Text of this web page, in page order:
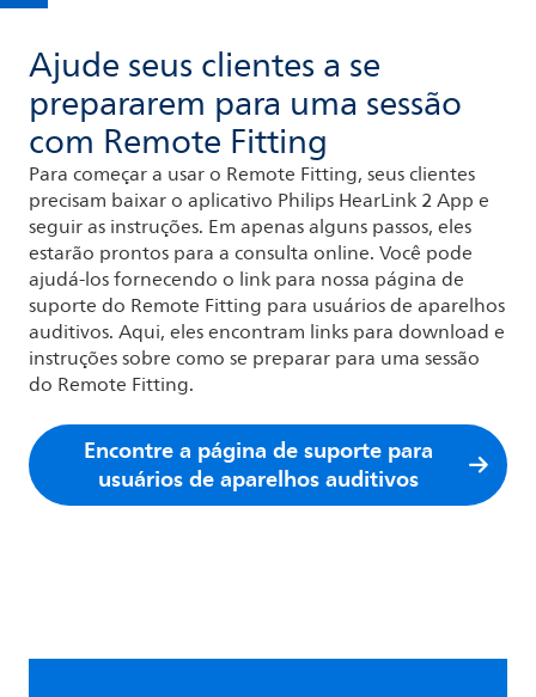
Ajude seus clientes a se
prepararem para uma sessão
com Remote Fitting
Para começar a usar o Remote Fitting, seus clientes
precisam baixar o aplicativo Philips HearLink 2 App e
seguir as instruções. Em apenas alguns passos, eles
estarão prontos para a consulta online. Você pode
ajudá-los fornecendo o link para nossa página de
suporte do Remote Fitting para usuários de aparelhos
auditivos. Aqui, eles encontram links para download e
instruções sobre como se preparar para uma sessão
do Remote Fitting.
Encontre a página de suporte para
usuários de aparelhos auditivos